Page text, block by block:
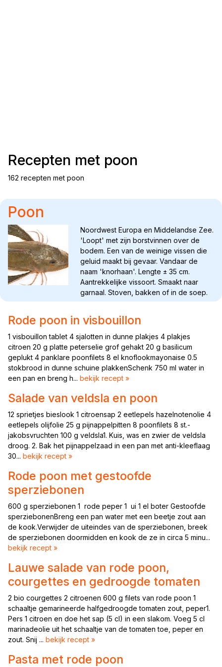
Recepten met poon
162 recepten met poon
Poon
Noordwest Europa en Middelandse Zee.
'Loopt' met zijn borstvinnen over de
bodem. Een van de weinige vissen die
geluid maakt bij gevaar. Vandaar de
naam 'knorhaan'. Lengte ± 35 cm.
Aantrekkelijke vissoort. Smaakt naar
garnaal. Stoven, bakken of in de soep.
Rode poon in visbouillon
1 visbouillon tablet 4 sjalotten in dunne plakjes 4 plakjes
citroen 20 g platte peterselie grof gehakt 20 g basilicum
geplukt 4 panklare poonfilets 8 el knoflookmayonaise 0.5
stokbrood in dunne schuine plakkenSchenk 750 ml water in
een pan en breng h... bekijk recept »
Salade van veldsla en poon
12 sprietjes bieslook 1 citroensap 2 eetlepels hazelnotenolie 4
eetlepels olijfolie 25 g pijnappelpitten 8 poonfilets 8 st.-
jakobsvruchten 100 g veldsla1. Kuis, was en zwier de veldsla
droog. 2. Bak het pijnappelzaad in een pan met anti-kleeflaag
30... bekijk recept »
Rode poon met gestoofde
sperziebonen
600 g sperziebonen 1 rode peper 1 ui 1 el boter Gestoofde
sperziebonenBreng een pan water met een beetje zout aan
de kook.Verwijder de uiteindes van de sperziebonen, breek
de sperziebonen doormidden en kook de ze in circa 5 minu...
bekijk recept »
Lauwe salade van rode poon,
courgettes en gedroogde tomaten
2 bio courgettes 2 citroenen 600 g filets van rode poon 1
schaaltje gemarineerde halfgedroogde tomaten zout, peper1.
Pers 1 citroen en doe het sap (5 cl) in een slakom. Voeg 5 cl
marinadeolie uit het schaaltje van de tomaten toe, peper en
zout. Snij ... bekijk recept »
Pasta met rode poon